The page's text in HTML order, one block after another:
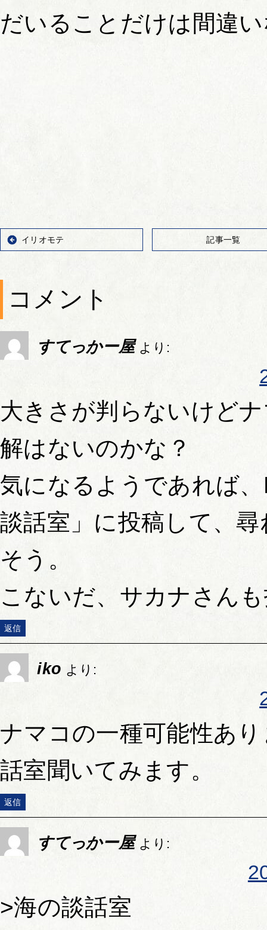
だいることだけは間違
イリオモテ 記事一覧
コメント
すてっかー屋 より:
大きさが判らないけど
解はないのかな？
気になるようであれば
談話室」に投稿して、
そう。
こないだ、サカナさん
返信
iko より:
ナマコの一種可能性あ
話室聞いてみます。
返信
すてっかー屋 より:
>海の談話室